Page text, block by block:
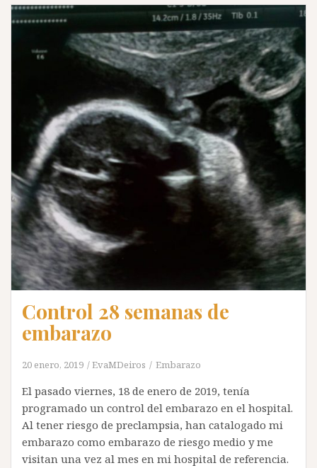
Control 28 semanas de
embarazo
20 enero, 2019 EvaMDeiros Embarazo
El pasado viernes, 18 de enero de 2019, tenía
programado un control del embarazo en el hospital.
Al tener riesgo de preclampsia, han catalogado mi
embarazo como embarazo de riesgo medio y me
visitan una vez al mes en mi hospital de referencia.